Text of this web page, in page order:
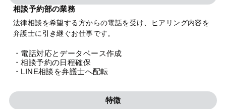
相談予約部の業務
法律相談を希望する方からの電話を受け、ヒアリング内容を
弁護士に引き継ぐお仕事です。
・電話対応とデータベース作成
・相談予約の日程確保
・LINE相談を弁護士へ配転
特徴
特設サイト
相談先情報サイト